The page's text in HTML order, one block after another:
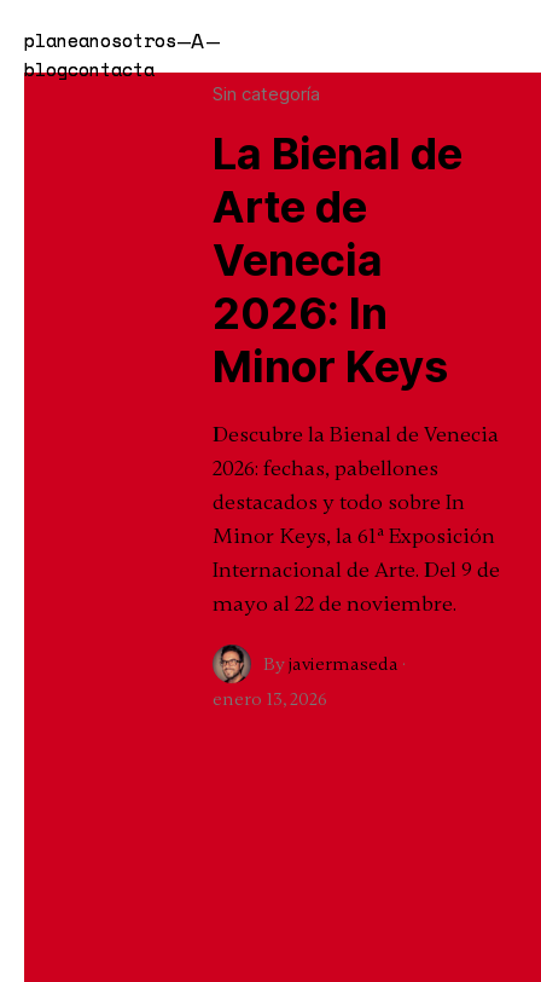
planea
planeanosotros
nosotros—A—
blog
blogcontacta
contacta
Sin categoría
La Bienal de
Arte de
Venecia
2026: In
Minor Keys
Descubre la Bienal de Venecia
2026: fechas, pabellones
destacados y todo sobre In
Minor Keys, la 61ª Exposición
Internacional de Arte. Del 9 de
mayo al 22 de noviembre.
Byjaviermaseda ·
enero 13, 2026